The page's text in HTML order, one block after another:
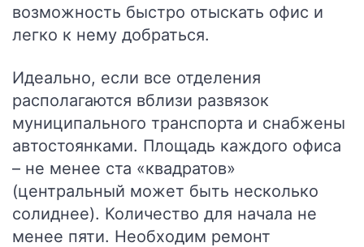
возможность быстро отыскать офис и
легко к нему добраться.
Идеально, если все отделения
располагаются вблизи развязок
муниципального транспорта и снабжены
автостоянками. Площадь каждого офиса
– не менее ста «квадратов»
(центральный может быть несколько
солиднее). Количество для начала не
менее пяти. Необходим ремонт